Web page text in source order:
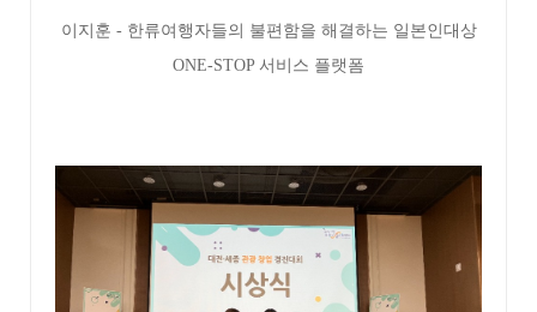
이지훈 - 한류여행자들의 불편함을 해결하는 일본인대상
ONE-STOP 서비스 플랫폼